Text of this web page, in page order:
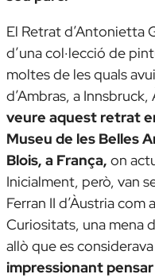
El Retrat d’Antonietta
d’una col·lecció de
moltes de les quals
d’Ambras, a Innsbruck,
veure aquest retrat
Museu de les Belles
Blois, a França, on
Inicialment, però, van
Ferran II d’Àustria
Curiositats, una mena
allò que es
impressionant